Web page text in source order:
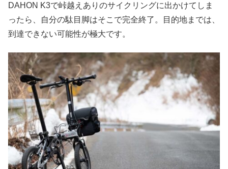
DAHON K3で峠越えありのサイクリングに出かけてしま
ったら、自分の駄目脚はそこで完全終了。目的地までは、
到達できない可能性が極大です。